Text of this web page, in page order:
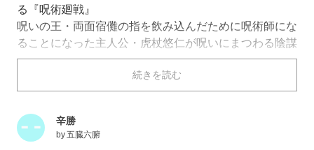
る『呪術廻戦』
呪いの王・両面宿儺の指を飲み込んだために呪術師にな
ることになった主人公・虎杖悠仁が呪いにまつわる陰謀
や事件を通して成長していくバトルマンガです。
2020年にはアニメ化もされ、2021年12月24日からは前
日譚である『劇場版 呪術廻戦 0』が公開されます。
百科」の各単語ページにおけるアクセス数にもとづき、
今年ネットで最も流行った単語を決定する企画・
続きを読む
辛勝
by五臓六腑